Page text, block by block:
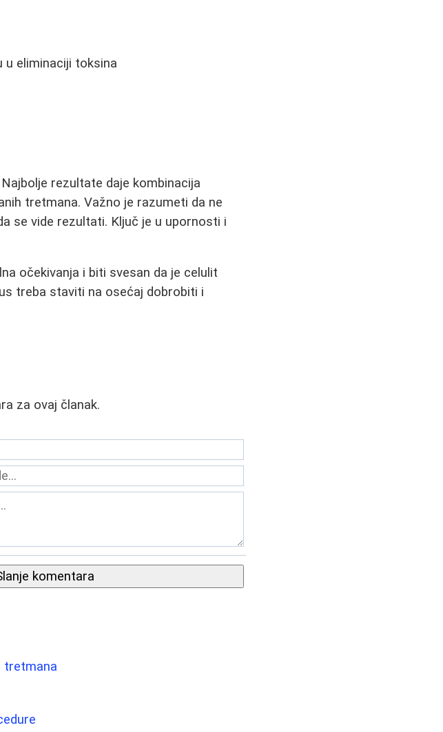
u eliminaciji toksina
rezultate daje kombinacija
tretmana. Važno je razumeti da ne
se vide rezultati. Ključ je u upornosti i
očekivanja i biti svesan da je celulit
treba staviti na osećaj dobrobiti i
za ovaj članak.
komentara
tretmana